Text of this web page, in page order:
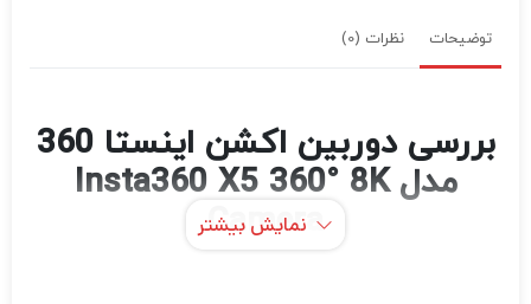
توضیحات نظرات (0)
بررسی دوربین اکشن اینستا 360
مدل Insta360 X5 360° 8K
Camera
نمایش بیشتر